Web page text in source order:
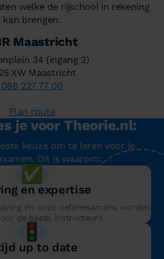
welke de rijschool in rekening
kan brengen.
Maastricht
34 (ingang 2)
XW Maastricht
088 227 77 00
Plan route
je voor Theorie.nl:
keuze om te leren voor je
Dit is waarom:
✅
en expertise
én onze oefenexamens worden
de beste instructeurs.
🚦
up to date